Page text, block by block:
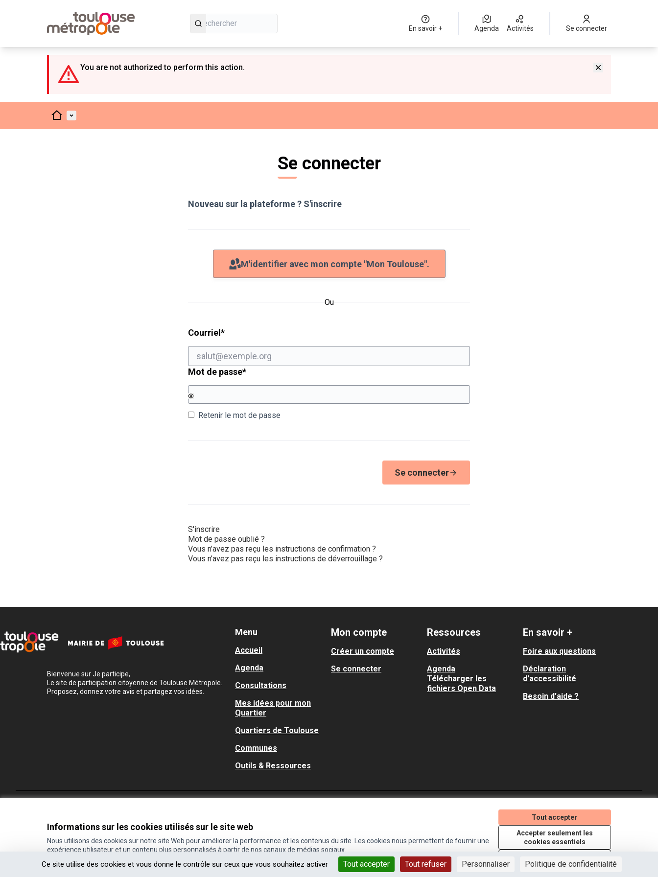
Ce site utilise des cookies et vous donne le contrôle sur ceux que vous souhaitez activer Tout accepter Tout refuser Personnaliser Politique de confidentialité
Informations sur les cookies utilisés sur le site web
Nous utilisons des cookies sur notre site Web pour améliorer la performance et les contenus du site. Les cookies nous permettent de fournir une
expérience utilisateur et un contenu plus personnalisés à partir de nos canaux de médias sociaux.
Tout accepter
Accepter seulement les
cookies essentiels
En savoir + Agenda Activités Se connecter
You are not authorized to perform this action.
AccueilMenu principal
Se connecter
Nouveau sur la plateforme ? S'inscrire
M'identifier avec mon compte "Mon Toulouse".
Ou
Courriel *Champ obligatoire
Mot de passe*Champ obligatoire
Retenir le mot de passe
Se connecter
S'inscrire
Mot de passe oublié ?
Vous n’avez pas reçu les instructions de confirmation ?
Vous n’avez pas reçu les instructions de déverrouillage ?
Bienvenue sur Je participe,
Le site de participation citoyenne de Toulouse Métropole.
Proposez, donnez votre avis et partagez vos idées.
Menu
Accueil
Agenda
Consultations
Mes idées pour mon
Quartier
Quartiers de Toulouse
Communes
Outils & Ressources
Mon compte
Créer un compte
Se connecter
Ressources
Activités
Agenda
Télécharger les
fichiers Open Data
En savoir +
Foire aux questions
Déclaration
d'accessibilité
Besoin d'aide ?
(Lien externe)
(Lien externe)
(Lien externe)
(Lien externe)
Site réalisé grâce aulogiciel libre Decidim
(Lien externe)
.
Licence Creative
(Lien externe)